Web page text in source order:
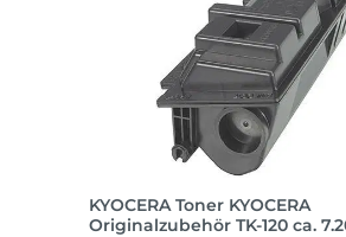
KYOCERA Toner KYOCERA
Originalzubehör TK-120 ca.